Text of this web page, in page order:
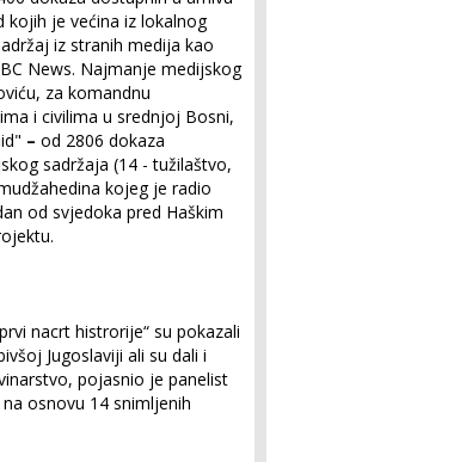
kojih je većina iz lokalnog
iz stranih medija kao
News. Najmanje medijskog
za komandnu
i civilima u srednjoj Bosni,
– od 2806 dokaza
sadržaja (14 - tužilaštvo,
kojeg je radio
od svjedoka pred Haškim
nacrt histrorije“ su pokazali
Jugoslaviji ali su dali i
pojasnio je panelist
osnovu 14 snimljenih